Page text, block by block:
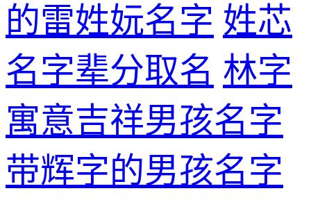
的雷姓妧名字 姓芯
名字辈分取名 林字
寓意吉祥男孩名字
带辉字的男孩名字